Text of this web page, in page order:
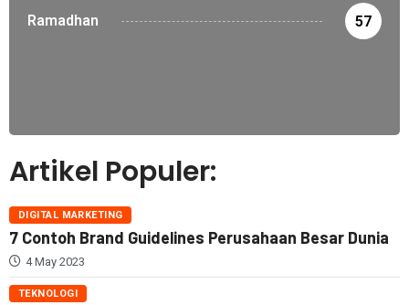
Ramadhan 57
Artikel Populer:
DIGITAL MARKETING
7 Contoh Brand Guidelines Perusahaan Besar Dunia
4 May 2023
TEKNOLOGI